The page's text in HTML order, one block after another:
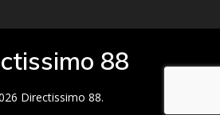
88
Directissimo 88.